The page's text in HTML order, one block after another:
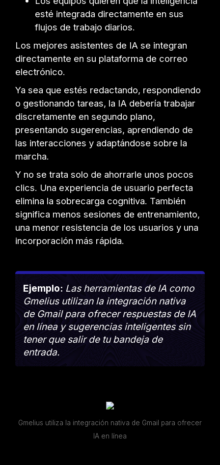
esté integrada directamente en sus
flujos de trabajo diarios.
Los mejores asistentes de IA se integran
directamente en su plataforma de correo
electrónico.
Ya sea que estés redactando, respondiendo
o gestionando tareas, la IA debería trabajar
discretamente en segundo plano,
presentando sugerencias, aprendiendo de
las interacciones y adaptándose sobre la
marcha.
Y no se trata solo de ahorrarle unos pocos
clics. Una experiencia de usuario perfecta
elimina la sobrecarga cognitiva. También
significa menos sesiones de entrenamiento,
una menor resistencia de los usuarios y una
incorporación más rápida.
Ejemplo: Las herramientas de IA como
Gmelius utilizan la integración nativa
de Gmail para ofrecer respuestas de IA
en línea y sugerencias inteligentes sin
tener que salir de tu bandeja de
entrada.
Gmelius utiliza la integración nativa de Gmail para ofrecer
IA en línea